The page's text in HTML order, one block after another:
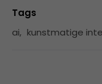
Tags
ai, kunstmatige